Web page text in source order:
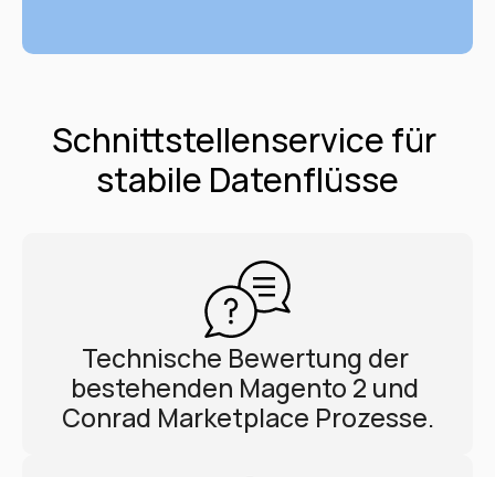
Schnittstellenservice für
stabile Datenflüsse
Technische Bewertung der
bestehenden Magento 2 und
Conrad Marketplace Prozesse.